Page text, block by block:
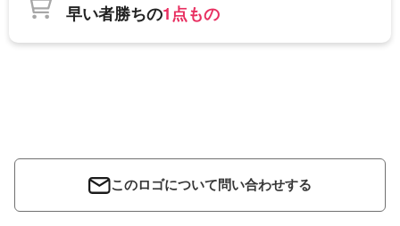
早い者勝ちの1点もの
このロゴについて問い合わせする